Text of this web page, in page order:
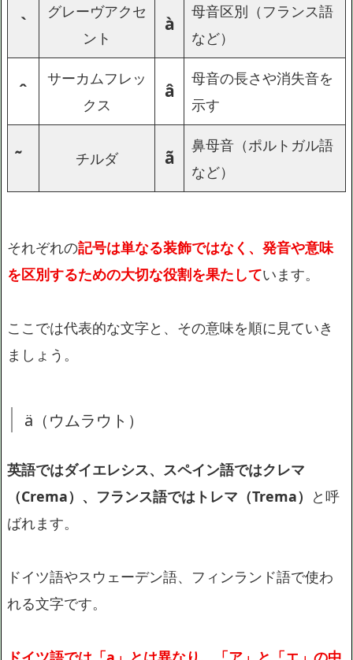
`
グレーヴアクセ
ント
à
母音区別（フランス語
など）
ˆ
サーカムフレッ
クス
â
母音の長さや消失音を
示す
チルダ ã
鼻母音（ポルトガル語
など）
それぞれの記号は単なる装飾ではなく、発音や意味
を区別するための大切な役割を果たしています。
ここでは代表的な文字と、その意味を順に見ていき
ましょう。
ä（ウムラウト）
英語ではダイエレシス、スペイン語ではクレマ
（Crema）、フランス語ではトレマ（Trema） と呼
ばれます。
ドイツ語やスウェーデン語、フィンランド語で使わ
れる文字です。